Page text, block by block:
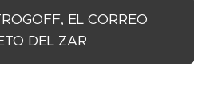
EL CORREO
DEL ZAR